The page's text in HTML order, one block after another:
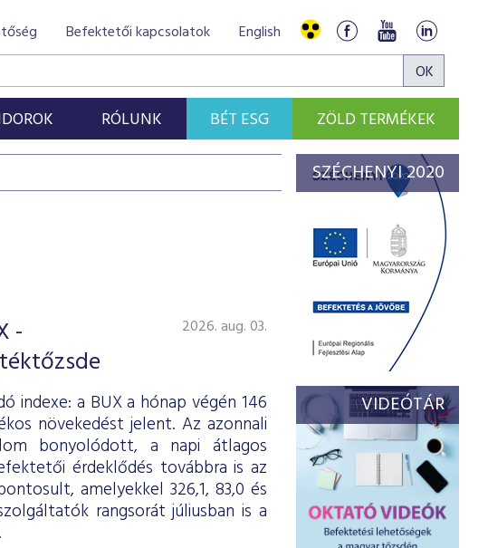
Befektetői kapcsolatok English
RÓLUNK BÉT ESG ZÖLD TERMÉKEK
-
2026. aug. 03.
indexe: a BUX a hónap végén 146
növekedést jelent. Az azonnali
bonyolódott, a napi átlagos
érdeklődés továbbra is az
amelyekkel 326,1, 83,0 és
rangsorát júliusban is a
SZÉCHENYI 2020
VIDEÓTÁR